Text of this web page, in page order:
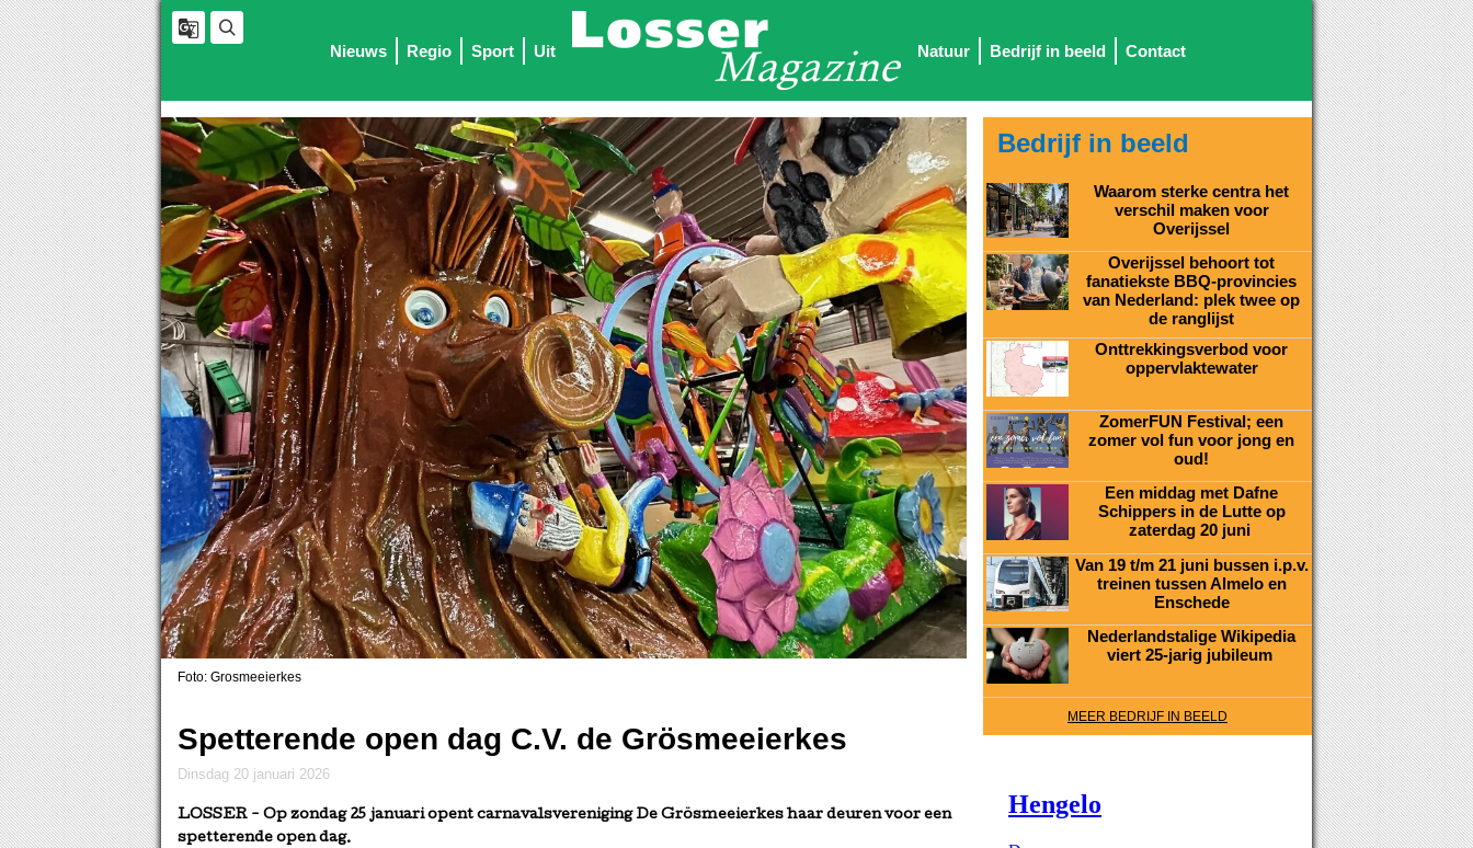
Nieuws Regio Sport Uit Natuur Bedrijf in beeld Contact
Foto: Grosmeeierkes
Spetterende open dag C.V. de Grösmeeierkes
dinsdag 20 januari 2026
LOSSER - Op zondag 25 januari opent carnavalsvereniging De Grösmeeierkes haar deuren voor een
spetterende open dag.
Bedrijf in beeld
Waarom sterke centra het
verschil maken voor
Overijssel
Overijssel behoort tot
fanatiekste BBQ-provincies
van Nederland: plek twee op
de ranglijst
Onttrekkingsverbod voor
oppervlaktewater
ZomerFUN Festival; een
zomer vol fun voor jong en
oud!
Een middag met Dafne
Schippers in de Lutte op
zaterdag 20 juni
Van 19 t/m 21 juni bussen i.p.v.
treinen tussen Almelo en
Enschede
Nederlandstalige Wikipedia
viert 25-jarig jubileum
MEER BEDRIJF IN BEELD